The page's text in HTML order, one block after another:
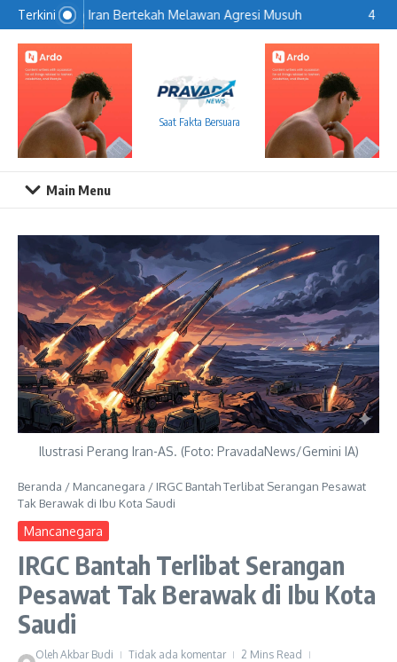
Lewati ke konten
Terkini Iran Bertekah Melawan Agresi Musuh 4
Saat Fakta Bersuara
Main Menu
Ilustrasi Perang Iran-AS. (Foto: PravadaNews/Gemini IA)
Beranda / Mancanegara / IRGC Bantah Terlibat Serangan Pesawat
Tak Berawak di Ibu Kota Saudi
Mancanegara
IRGC Bantah Terlibat Serangan
Pesawat Tak Berawak di Ibu Kota
Saudi
Oleh Akbar Budi Tidak ada komentar
2 Mins Read